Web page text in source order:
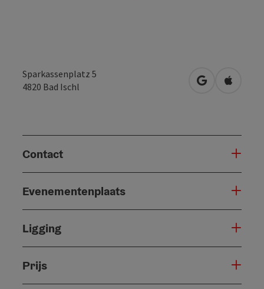
Sparkassenplatz 5
4820 Bad Ischl Openen in
Contact
Evenementenplaats
Ligging
Prijs